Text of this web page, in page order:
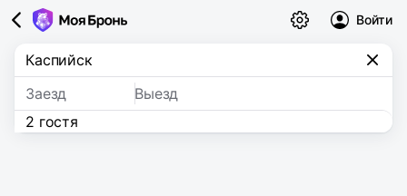
Заезд
Выезд
2 гостя
Войти